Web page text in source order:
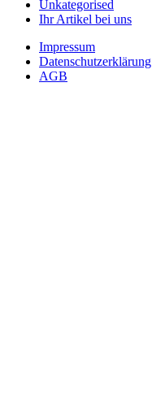
Unkategorised
Ihr Artikel bei uns
Impressum
Datenschutzerklärung
AGB